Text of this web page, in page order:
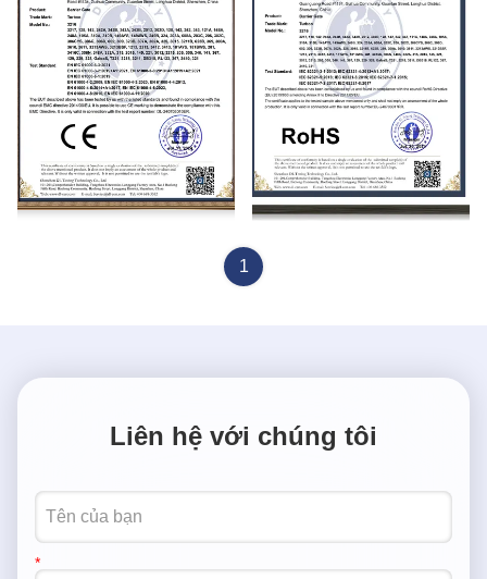
1
Liên hệ với chúng tôi